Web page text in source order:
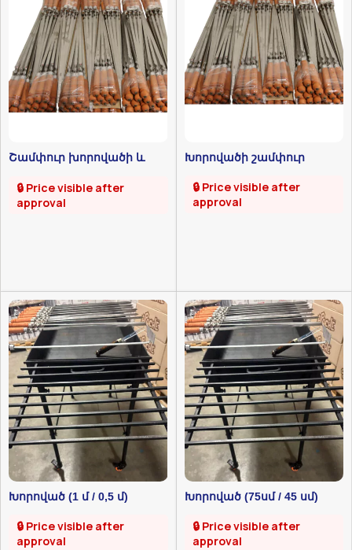
Շամփուր խորովածի և
🔒 Price visible after
approval
Խորովածի շամփուր
🔒 Price visible after
approval
Խորոված (1 մ / 0,5 մ)
🔒 Price visible after
approval
Խորոված (75սմ / 45 սմ)
🔒 Price visible after
approval